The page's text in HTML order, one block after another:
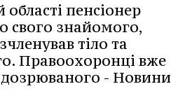
області пенсіонер
свого знайомого,
тіло та
Правоохоронці вже
- Новини